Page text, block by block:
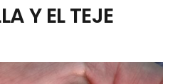
Y EL TEJE